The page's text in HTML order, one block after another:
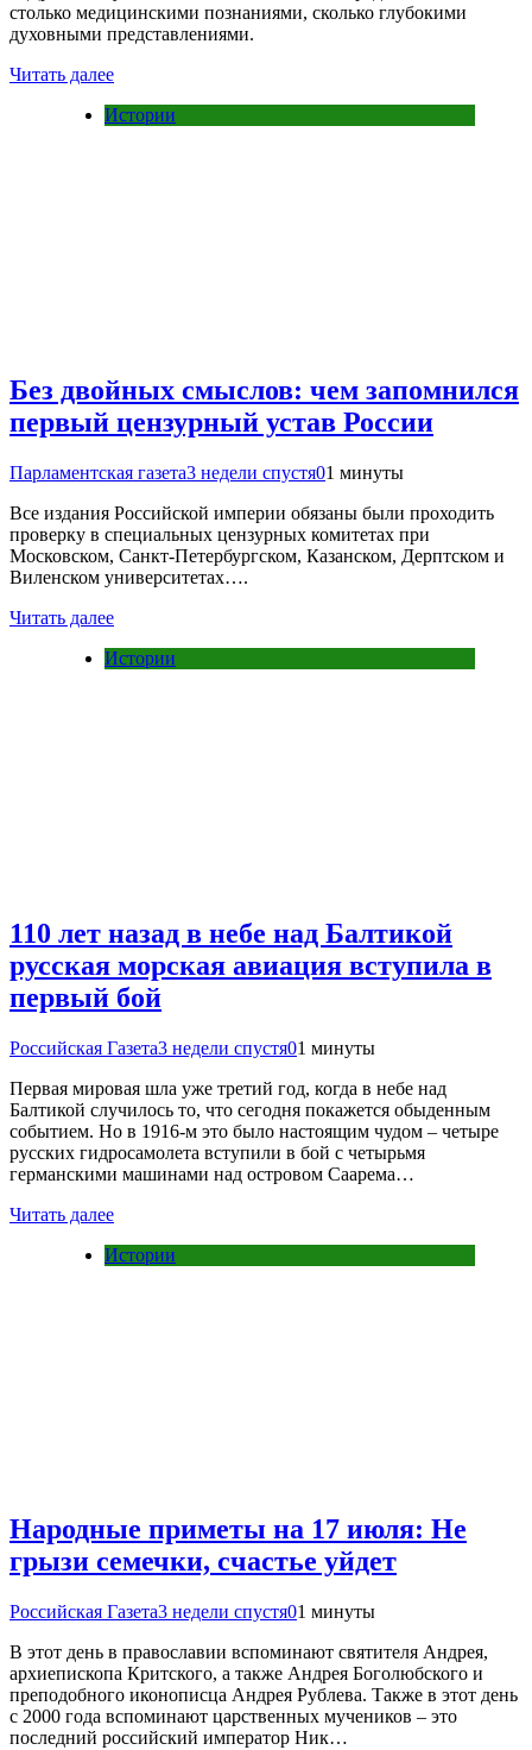
столько медицинскими познаниями, сколько глубокими
духовными представлениями.
Читать далее
Истории
Без двойных смыслов: чем запомнился
первый цензурный устав России
Парламентская газета3 недели спустя01 минуты
Все издания Российской империи обязаны были проходить
проверку в специальных цензурных комитетах при
Московском, Санкт-Петербургском, Казанском, Дерптском и
Виленском университетах….
Читать далее
Истории
110 лет назад в небе над Балтикой
русская морская авиация вступила в
первый бой
Российская Газета3 недели спустя01 минуты
Первая мировая шла уже третий год, когда в небе над
Балтикой случилось то, что сегодня покажется обыденным
событием. Но в 1916-м это было настоящим чудом – четыре
русских гидросамолета вступили в бой с четырьмя
германскими машинами над островом Саарема…
Читать далее
Истории
Народные приметы на 17 июля: Не
грызи семечки, счастье уйдет
Российская Газета3 недели спустя01 минуты
В этот день в православии вспоминают святителя Андрея,
архиепископа Критского, а также Андрея Боголюбского и
преподобного иконописца Андрея Рублева. Также в этот день
с 2000 года вспоминают царственных мучеников – это
последний российский император Ник…